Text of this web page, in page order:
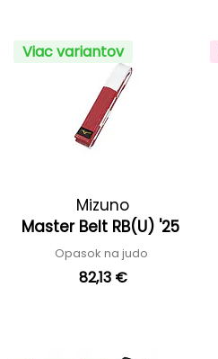
Viac variantov
Mizuno
Master Belt RB(U) '25
Opasok na judo
82,13 €